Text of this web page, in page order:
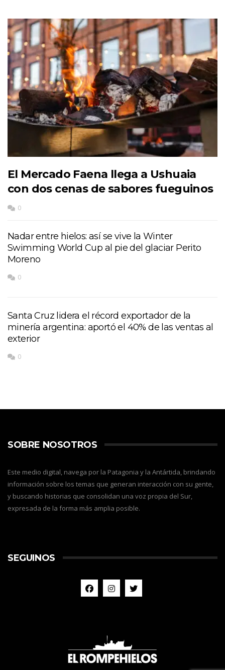
El Mercado Faena llega a Ushuaia
con dos cenas de sabores fueguinos
0
Nadar entre hielos: así se vive la Winter
Swimming World Cup al pie del glaciar Perito
Moreno
0
Santa Cruz lidera el récord exportador de la
minería argentina: aportó el 40% de las ventas al
exterior
0
SOBRE NOSOTROS
Este medio digital, navega por la Patagonia y la Antártida, brindando
información sobre los temas que generan interacción con su gente,
y buscando historias que consolidan una voz propia del Sur,
expresada de la forma más amplia posible.
SEGUINOS